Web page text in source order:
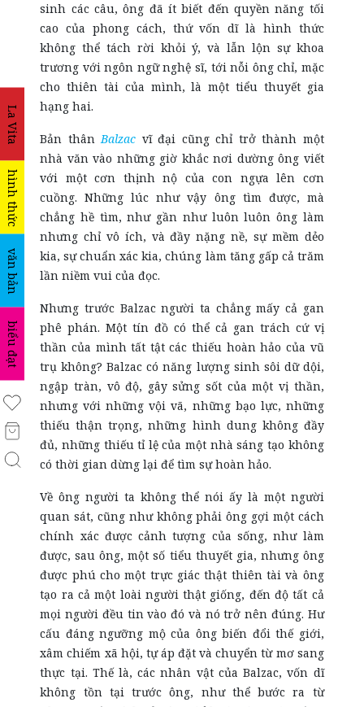
La Vita
hình thức
văn bản
biểu đạt
sinh các câu, ông đã ít biết đến quyền năng tối
cao của phong cách, thứ vốn dĩ là hình thức
không thể tách rời khỏi ý, và lẫn lộn sự khoa
trương với ngôn ngữ nghệ sĩ, tới nỗi ông chỉ, mặc
cho thiên tài của mình, là một tiểu thuyết gia
hạng hai.
Bản thânBalzac vĩ đại cũng chỉ trở thành một
nhà văn vào những giờ khắc nơi dường ông viết
với một cơn thịnh nộ của con ngựa lên cơn
cuồng. Những lúc như vậy ông tìm được, mà
chẳng hề tìm, như gần như luôn luôn ông làm
nhưng chỉ vô ích, và đầy nặng nề, sự mềm dẻo
kia, sự chuẩn xác kia, chúng làm tăng gấp cả trăm
lần niềm vui của đọc.
Nhưng trước Balzac người ta chẳng mấy cả gan
phê phán. Một tín đồ có thể cả gan trách cứ vị
thần của mình tất tật các thiếu hoàn hảo của vũ
trụ không? Balzac có năng lượng sinh sôi dữ dội,
ngập tràn, vô độ, gây sửng sốt của một vị thần,
nhưng với những vội vã, những bạo lực, những
thiếu thận trọng, những hình dung không đầy
đủ, những thiếu tỉ lệ của một nhà sáng tạo không
có thời gian dừng lại để tìm sự hoàn hảo.
Về ông người ta không thể nói ấy là một người
quan sát, cũng như không phải ông gợi một cách
chính xác được cảnh tượng của sống, như làm
được, sau ông, một số tiểu thuyết gia, nhưng ông
được phú cho một trực giác thật thiên tài và ông
tạo ra cả một loài người thật giống, đến độ tất cả
mọi người đều tin vào đó và nó trở nên đúng. Hư
cấu đáng ngưỡng mộ của ông biến đổi thế giới,
xâm chiếm xã hội, tự áp đặt và chuyển từ mơ sang
thực tại. Thế là, các nhân vật của Balzac, vốn dĩ
không tồn tại trước ông, như thể bước ra từ